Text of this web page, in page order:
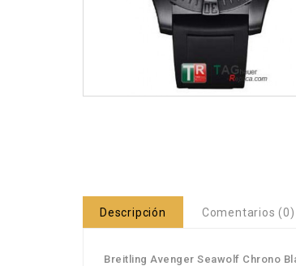
Descripción Comentarios (0)
Breitling Avenger Seawolf Chrono